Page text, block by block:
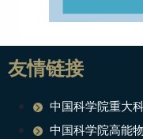
友情链接
中国科学院重大
中国科学院高能